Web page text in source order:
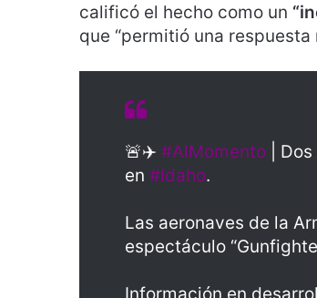
calificó el hecho como un
que “permitió una
🚨✈️ #AlMomento |
en #Idaho.
Las aeronaves de la
espectáculo